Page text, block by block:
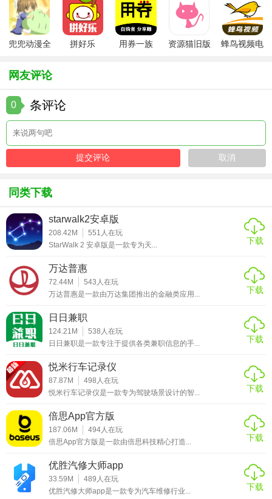
4. 快速响应：实时更新天气数据，确保用户获取最新天气信
息。
5. 低流量消耗：优化后台运行，减少流量消耗，适合各种网
1. 下载并安装正点好天气软件至手机或平板。
2. 打开应用，允许位置权限以获取当前位置天气。
3. 查看首页实时天气信息及未来几天的天气预报。
语音播报等。
【正点好天气点评】
正点好天气以其精准的数据、人性化的设计以及丰富的功
能，成为用户日常生活中不可或缺的天气预报工具。无论是
气都能提供及时有效的帮助，是追求高品质生活用户的优
选。
兜兜动漫全
拼好乐 用券一族 资源猫旧版
蜂鸟视频电
网友评论
0 条评论
同类下载
starwalk2安卓版
208.42M 551 人在玩
StarWalk 2 安卓版是一款专为天...
下载
万达普惠
72.44M 543 人在玩
万达普惠是一款由万达集团推出的金融类应用...
下载
日日兼职
124.21M 538 人在玩
日日兼职是一款专注于提供各类兼职信息的手...
下载
悦米行车记录仪
87.87M 498 人在玩
悦米行车记录仪是一款专为驾驶场景设计的智...
下载
倍思App官方版
187.06M 494人在玩
倍思App官方版是一款由倍思科技精心打造...
下载
优胜汽修大师app
33.59M 489 人在玩
优胜汽修大师app是一款专为汽车维修行业...
下载